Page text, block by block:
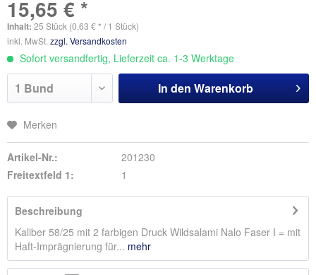
15,65 € *
Inhalt: 25 Stück (0,63 € * / 1 Stück)
inkl. MwSt. zzgl. Versandkosten
Sofort versandfertig, Lieferzeit ca. 1-3 Werktage
In den Warenkorb
Merken
Artikel-Nr.:
201230
Freitextfeld 1:
1
Beschreibung
Kaliber 58/25 mit 2 farbigen Druck Wildsalami Nalo Faser I = mit
Haft-Imprägnierung für... mehr